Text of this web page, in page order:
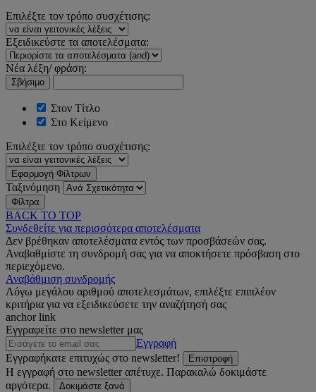
Επιλέξτε τον τρόπο συσχέτισης:
Εξειδικεύστε τα αποτελέσματα:
Νέα λέξη/ φράση:
Σβήσιμο
Στον Τίτλο
Στο Κείμενο
Επιλέξτε τον τρόπο συσχέτισης:
Εφαρμογή Φίλτρων
Ταξινόμηση
Φίλτρα
BACK TO TOP
Συνδεθείτε για περισσότερα αποτελέσματα
Δεν βρέθηκαν αποτελέσματα εντός των προσβάσεών σας.
Αναβαθμίστε τη συνδρομή σας για να αποκτήσετε πρόσβαση στο
περιεχόμενο.
Αναβάθμιση συνδρομής
Λόγω μεγάλου αριθμού αποτελεσμάτων, επιλέξτε επιπλέον
κριτήρια για να εξειδικεύσετε την αναζήτησή σας
anchor link
Εγγραφείτε στο newsletter μας
Εγγραφή
Εγγραφήκατε επιτυχώς στο newsletter!
Επιστροφή
Η εγγραφή στο newsletter απέτυχε. Παρακαλώ δοκιμάστε
αργότερα.
Δοκιμάστε ξανά